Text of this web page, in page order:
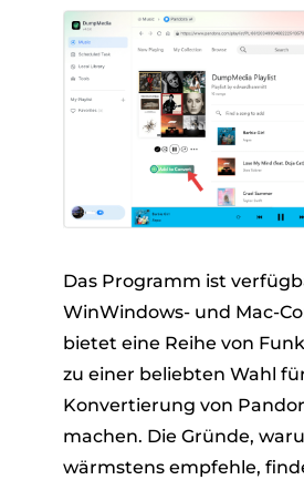
Das Programm ist
WinWindows- und Mac-
bietet eine Reihe von
zu einer beliebten Wahl
Konvertierung von
machen. Die Gründe,
wärmstens empfehle,